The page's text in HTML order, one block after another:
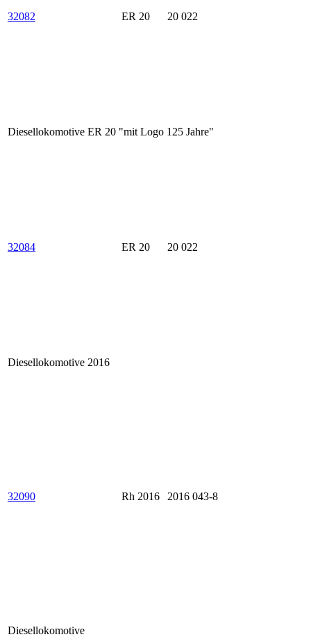
32082 ER 20 20 022
Diesellokomotive ER 20 "mit Logo 125 Jahre"
32084 ER 20 20 022
Diesellokomotive 2016
32090 Rh 2016 2016 043-8
Diesellokomotive